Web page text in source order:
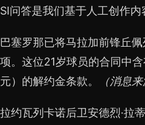
SI问答是我们基于人工创作内
巴塞罗那已将马拉加前锋丘
项。这位21岁球员的合同中
元）的解约金条款。
（消息
拉约瓦列卡诺后卫安德烈·拉